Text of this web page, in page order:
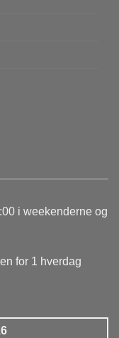
i weekenderne og
for 1 hverdag